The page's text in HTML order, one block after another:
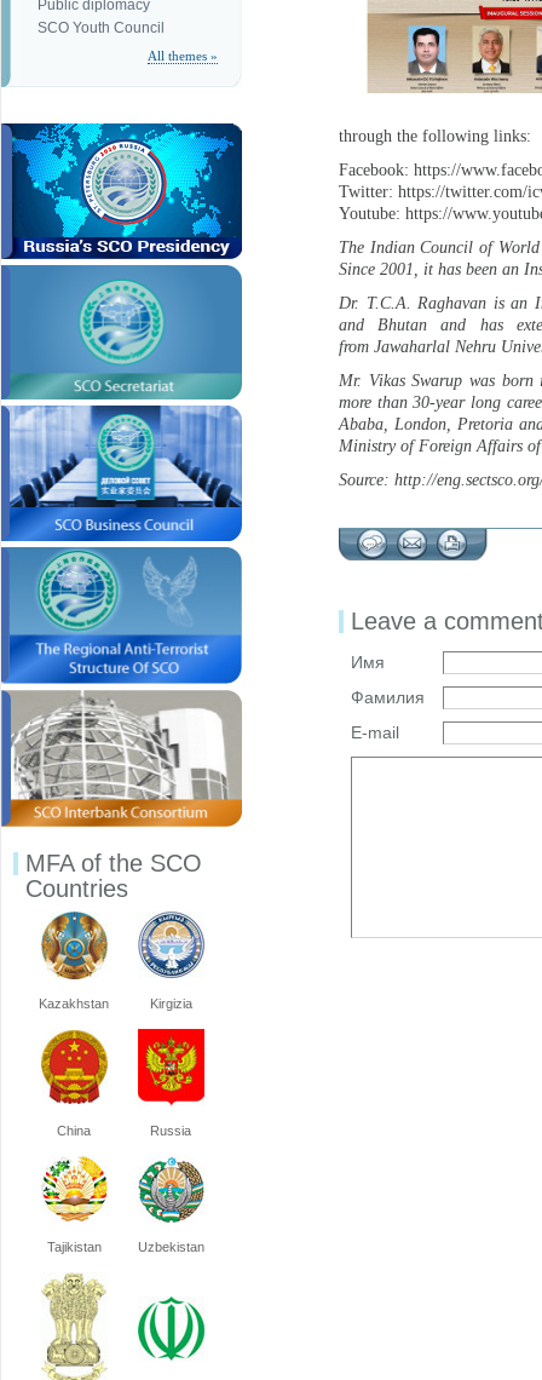
Public diplomacy
SCO Youth Council
All themes »
MFA of the SCO
Countries
Kazakhstan Kirgizia
China Russia
Tajikistan Uzbekistan
through the following links:
Facebook: https://
Twitter: https://twitter.com/
Youtube: https://
The Indian Council of
Since 2001, it has been an
Dr. T.C.A. Raghavan is an
and Bhutan and has
from Jawaharlal Nehru
Mr. Vikas Swarup was
more than 30-year long
Ababa, London, Pretoria
Ministry of Foreign Affairs
Source: http://
Leave a
Имя
Фамилия
E-mail